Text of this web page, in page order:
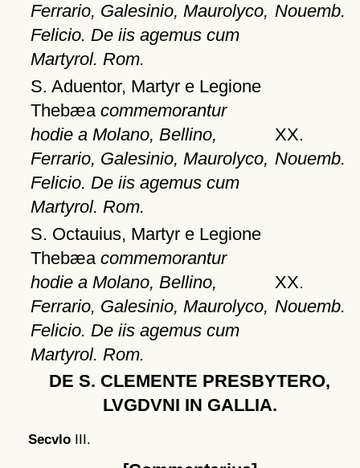
Ferrario, Galesinio, Maurolyco,
Felicio. De iis agemus cum
Martyrol. Rom.
Nouemb.
S. Aduentor, Martyr e Legione
Thebæa commemorantur
hodie a Molano, Bellino,
Ferrario, Galesinio, Maurolyco,
Felicio. De iis agemus cum
Martyrol. Rom.
XX.
Nouemb.
S. Octauius, Martyr e Legione
Thebæa commemorantur
hodie a Molano, Bellino,
Ferrario, Galesinio, Maurolyco,
Felicio. De iis agemus cum
Martyrol. Rom.
XX.
Nouemb.
DE S. CLEMENTE PRESBYTERO,
LVGDVNI IN GALLIA.
SecvloIII.